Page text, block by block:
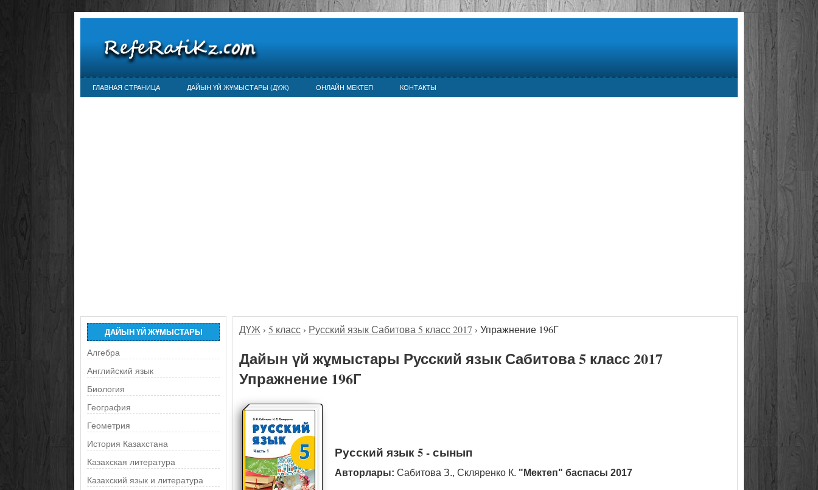
ГЛАВНАЯ СТРАНИЦА ДАЙЫН ҮЙ ЖҰМЫСТАРЫ (ДҮЖ) ОНЛАЙН МЕКТЕП КОНТАКТЫ
ДАЙЫН ҮЙ ЖҰМЫСТАРЫ
Алгебра
Английский язык
Биология
География
Геометрия
История Казахстана
Казахская литература
Казахский язык и литература
ДҮЖ › 5 класс › Русский язык Сабитова 5 класс 2017 › Упражнение 196Г
Дайын үй жұмыстары Русский язык Сабитова 5 класс 2017
Упражнение 196Г
Русский язык 5 - сынып
Авторлары: Сабитова З., Скляренко К. "Мектеп" баспасы 2017